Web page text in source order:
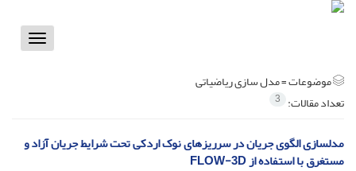
Toggle
موضوعات =مدل سازی ریاضیاتی
تعداد مقالات: 3
مدلسازی الگوی جریان در سرریزهای نوک اردکی تحت شرایط جریان آزاد و
مستغرق با استفاده از FLOW-3D